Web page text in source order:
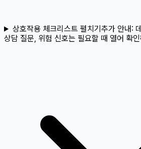
상호작용 체크리스트 펼치기추가 안내:
상담 질문, 위험 신호는 필요할 때 열어 확